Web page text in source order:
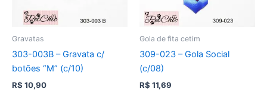
Gravatas
303-003B – Gravata c/
botões “M” (c/10)
R$ 10,90
Gola de fita cetim
309-023 – Gola Social
(c/08)
R$ 11,69